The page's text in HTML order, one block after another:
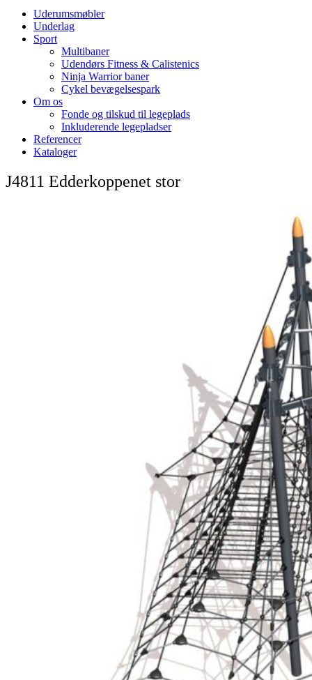
Uderumsmøbler
Underlag
Sport
Multibaner
Udendørs Fitness & Calistenics
Ninja Warrior baner
Cykel bevægelsespark
Om os
Fonde og tilskud til legeplads
Inkluderende legepladser
Referencer
Kataloger
J4811 Edderkoppenet stor